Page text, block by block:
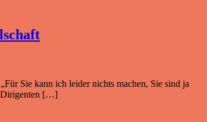
Sie kann ich leider nichts machen, Sie sind ja
Dirigenten […]